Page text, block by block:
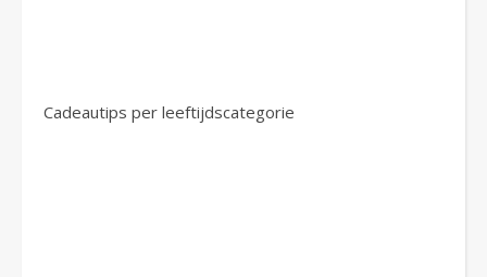
Cadeautips per leeftijdscategorie